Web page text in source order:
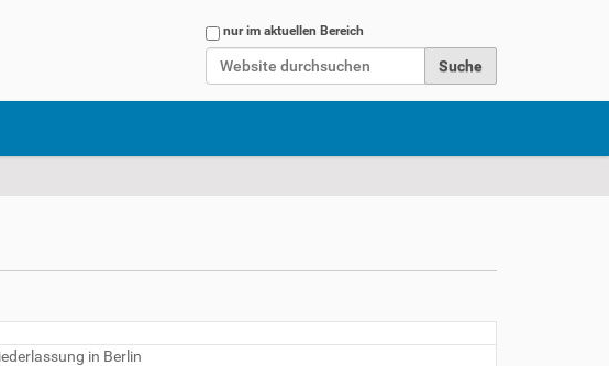
Website durchsuchen
nur im aktuellen Bereich
in Berlin